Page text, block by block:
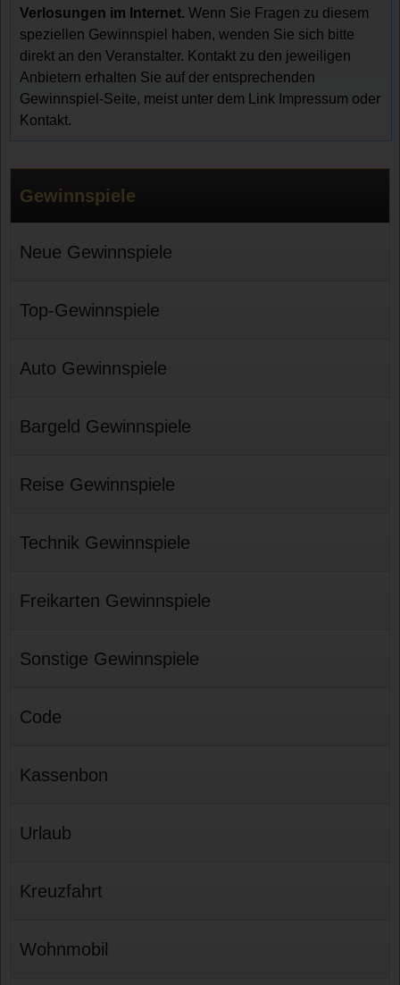
Verlosungen im Internet. Wenn Sie Fragen zu diesem
speziellen Gewinnspiel haben, wenden Sie sich bitte
direkt an den Veranstalter. Kontakt zu den jeweiligen
Anbietern erhalten Sie auf der entsprechenden
Gewinnspiel-Seite, meist unter dem Link Impressum oder
Kontakt.
Gewinnspiele
Neue Gewinnspiele
Top-Gewinnspiele
Auto Gewinnspiele
Bargeld Gewinnspiele
Reise Gewinnspiele
Technik Gewinnspiele
Freikarten Gewinnspiele
Sonstige Gewinnspiele
Code
Kassenbon
Urlaub
Kreuzfahrt
Wohnmobil